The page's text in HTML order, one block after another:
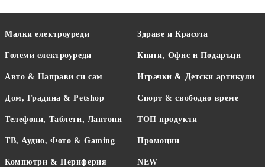
Малки електроуреди
Големи електроуреди
Авто & Направи си сам
Дом, Градина & Petshop
Телефони, Таблети, Лаптопи
ТВ, Аудио, Фото & Gaming
Компютри & Периферия
Здраве и Красота
Книги, Офис и Подаръци
Играчки & Детски артикули
Спорт & свободно време
ТОП продукти
Промоции
NEW